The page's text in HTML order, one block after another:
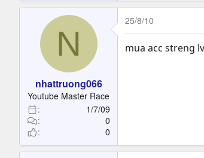
N
nhattruong066
Youtube Master Race
1/7/09
0
0
25/8/10
mua acc streng